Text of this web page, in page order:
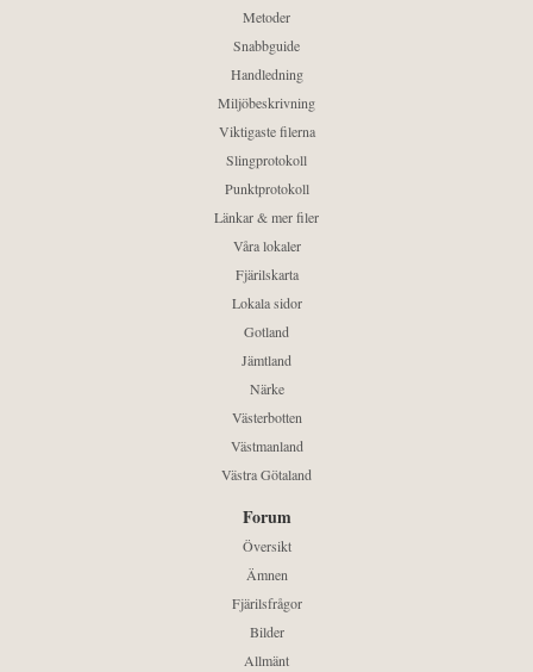
Metoder
Snabbguide
Handledning
Miljöbeskrivning
Viktigaste filerna
Slingprotokoll
Punktprotokoll
Länkar & mer filer
Våra lokaler
Fjärilskarta
Lokala sidor
Gotland
Jämtland
Närke
Västerbotten
Västmanland
Västra Götaland
Forum
Översikt
Ämnen
Fjärilsfrågor
Bilder
Allmänt